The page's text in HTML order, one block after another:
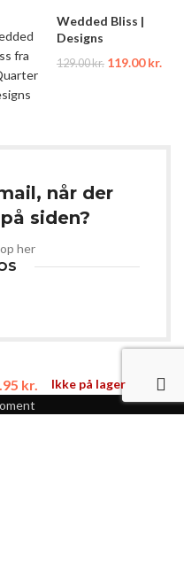
Wedded Bliss |
Designs
129.00kr. 119.00kr.
når der
siden?
her
kr. Ikke på lager